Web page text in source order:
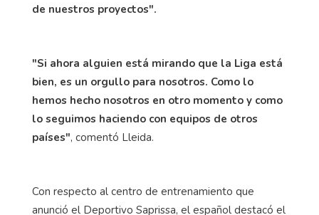
de nuestros proyectos".
"Si ahora alguien está mirando que la Liga está
bien, es un orgullo para nosotros. Como lo
hemos hecho nosotros en otro momento y como
lo seguimos haciendo con equipos de otros
países", comentó Lleida.
Con respecto al centro de entrenamiento que
anunció el Deportivo Saprissa, el español destacó el